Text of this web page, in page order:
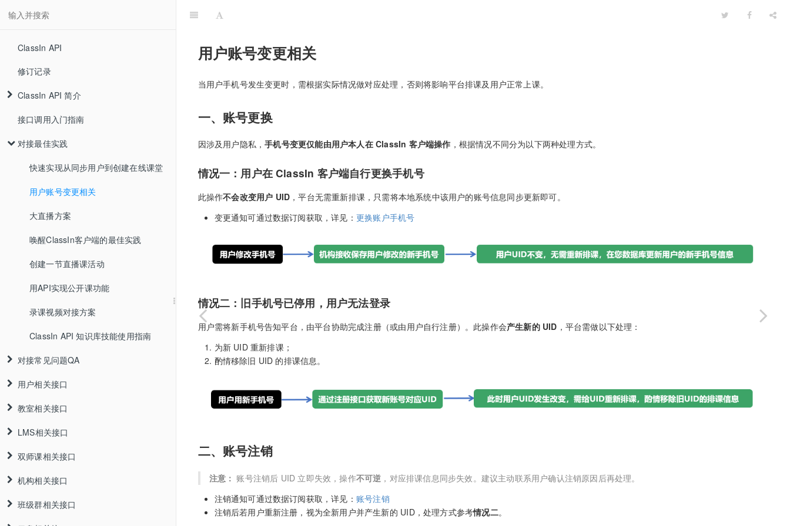
ClassIn API
修订记录
ClassIn API 简介
接口调用入门指南
对接最佳实践
快速实现从同步用户到创建在线课堂
用户账号变更相关
大直播方案
唤醒ClassIn客户端的最佳实践
创建一节直播课活动
用API实现公开课功能
录课视频对接方案
ClassIn API 知识库技能使用指南
对接常见问题QA
用户相关接口
教室相关接口
LMS相关接口
双师课相关接口
机构相关接口
班级群相关接口
用户账号变更相关
当用户手机号发生变更时，需根据实际情况做对应处理，否则将影响平台排课及用户正常上课。
一、账号更换
因涉及用户隐私，手机号变更仅能由用户本人在 ClassIn 客户端操作 ，根据情况不同分为以下两种处理方式。
情况一：用户在 ClassIn 客户端自行更换手机号
此操作不会改变用户 UID ，平台无需重新排课，只需将本地系统中该用户的账号信息同步更新即可。
变更通知可通过数据订阅获取，详见： 更换账户手机号
情况二：旧手机号已停用，用户无法登录
用户需将新手机号告知平台，由平台协助完成注册（或由用户自行注册）。此操作会产生新的 UID ，平台需做以下处理：
为新 UID 重新排课；
酌情移除旧 UID 的排课信息。
二、账号注销
注意： 账号注销后 UID 立即失效，操作不可逆 ，对应排课信息同步失效。建议主动联系用户确认注销原因后再处理。
注销通知可通过数据订阅获取，详见： 账号注销
注销后若用户重新注册，视为全新用户并产生新的 UID，处理方式参考情况二。